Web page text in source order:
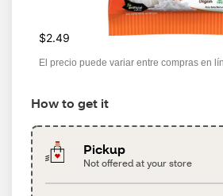
$2.49
El precio puede variar entre compras en
How to get it
Pickup
Not offered at your store